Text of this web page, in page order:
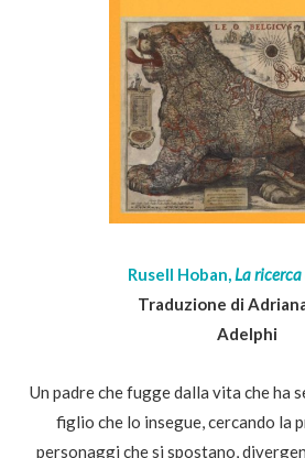
Rusell Hoban,La
Traduzione di
Adelphi
Un padre che fugge dalla vita che ha
figlio che lo insegue, cercando la
personaggi che si spostano,